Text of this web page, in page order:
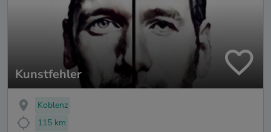
Kunstfehler
Koblenz
115 km